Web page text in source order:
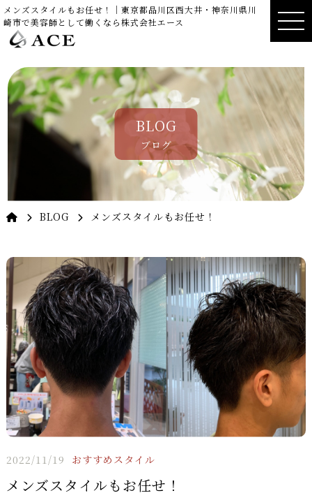
メンズスタイルもお任せ！｜東京都品川区西大井・神奈川県川
崎市で美容師として働くなら株式会社エース
BLOG
ブログ
BLOG メンズスタイルもお任せ！
2022/11/19 おすすめスタイル
メンズスタイルもお任せ！